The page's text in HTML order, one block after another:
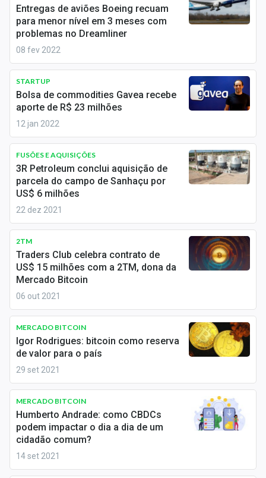
Central de Dividendos
Central de Fundos Imobiliários
Central dos IPOs
Renda Fixa
Finanças Pessoais
Mercados
Economia
Empresas
Brasil
Política
Money Trader
Colunas
Especiais
Internacional
Marketing
Tecnologia
Conteúdo de Marca
Sobre
Entregas de aviões Boeing recuam
para menor nível em 3 meses com
problemas no Dreamliner
08 fev 2022
STARTUP
Bolsa de commodities Gavea recebe
aporte de R$ 23 milhões
12 jan 2022
FUSÕES E AQUISIÇÕES
3R Petroleum conclui aquisição de
parcela do campo de Sanhaçu por
US$ 6 milhões
22 dez 2021
2TM
Traders Club celebra contrato de
US$ 15 milhões com a 2TM, dona da
Mercado Bitcoin
06 out 2021
MERCADO BITCOIN
Igor Rodrigues: bitcoin como reserva
de valor para o país
29 set 2021
MERCADO BITCOIN
Humberto Andrade: como CBDCs
podem impactar o dia a dia de um
cidadão comum?
14 set 2021